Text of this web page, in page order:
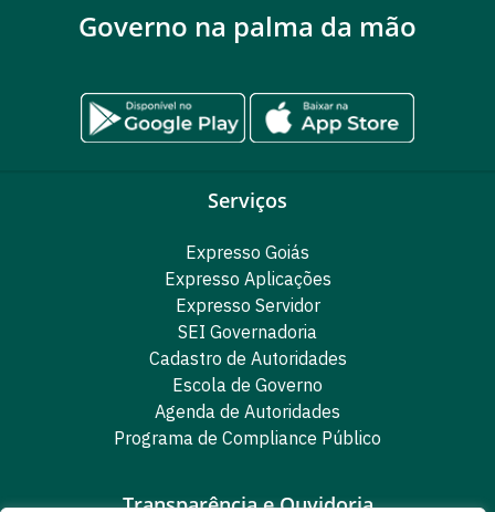
Governo na palma da mão
Serviços
Expresso Goiás
Expresso Aplicações
Expresso Servidor
SEI Governadoria
Cadastro de Autoridades
Escola de Governo
Agenda de Autoridades
Programa de Compliance Público
Transparência e Ouvidoria